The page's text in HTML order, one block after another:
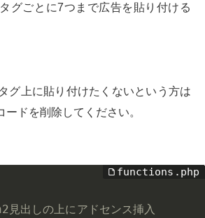
グごとに7つまで広告を貼り付ける
グ上に貼り付けたくないという方は
ドを削除してください。
出しの上にアドセンス挿入